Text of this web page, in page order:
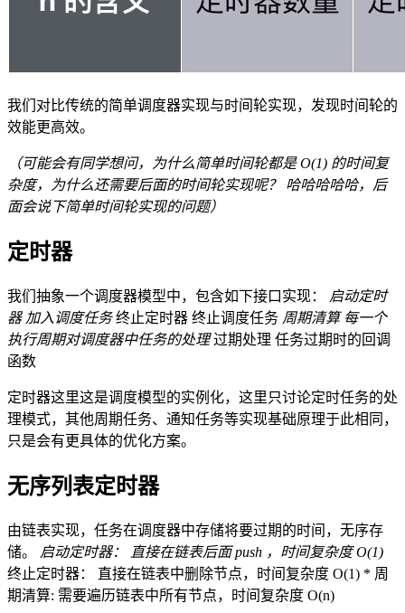
我们对比传统的简单调度器实现与时间轮实现，发现时间轮的
效能更高效。
（可能会有同学想问，为什么简单时间轮都是 O(1) 的时间复
杂度，为什么还需要后面的时间轮实现呢？ 哈哈哈哈哈，后
面会说下简单时间轮实现的问题）
定时器
我们抽象一个调度器模型中，包含如下接口实现：
启动定时
器 加入调度任务终止定时器 终止调度任务 周期清算 每一个
执行周期对调度器中任务的处理过期处理 任务过期时的回调
函数
定时器这里这是调度模型的实例化，这里只讨论定时任务的处
理模式，其他周期任务、通知任务等实现基础原理于此相同，
只是会有更具体的优化方案。
无序列表定时器
由链表实现，任务在调度器中存储将要过期的时间，无序存
储。
启动定时器： 直接在链表后面 push ，时间复杂度 O(1)
终止定时器： 直接在链表中删除节点，时间复杂度 O(1) * 周
期清算: 需要遍历链表中所有节点，时间复杂度 O(n)